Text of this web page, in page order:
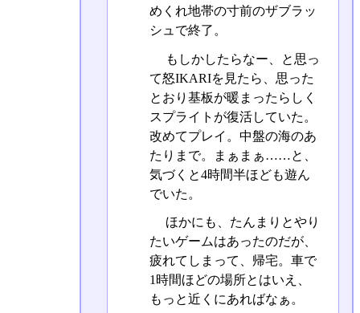
めくれ地帯の寸前のザブラッ
シュで終了。
もしかしたらなー、と思っ
て怒IKARIを見たら、思った
とおり基板が暖まったらしく
スプライトが復活していた。
改めてプレイ。中盤の海のあ
たりまで。まぁまぁ……と、
気づくと4時間半ほども遊ん
でいた。
ほかにも、たんまりとやり
たいゲームはあったのだが、
疲れてしまって、帰宅。車で
1時間ほどの場所とはいえ、
もっと近くにあればなぁ。